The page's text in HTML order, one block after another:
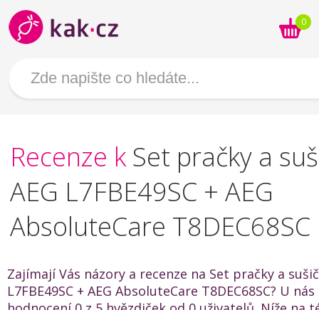
0
Recenze k Set pračky a
AEG L7FBE49SC + AEG
AbsoluteCare T8DEC68SC
Zajímají Vás názory a recenze na Set pračky a
L7FBE49SC + AEG AbsoluteCare T8DEC68SC? U